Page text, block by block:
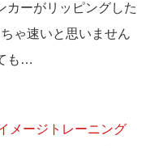
ーがリッピングした
ゃ速いと思いません
も…
メージトレーニング